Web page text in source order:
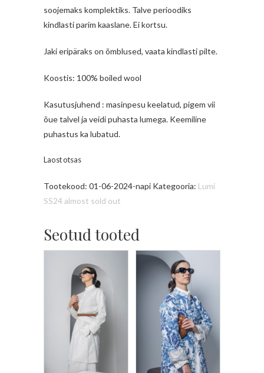
soojemaks komplektiks. Talve perioodiks
kindlasti parim kaaslane. Ei kortsu.
Jaki eripäraks on õmblused, vaata kindlasti pilte.
Koostis: 100% boiled wool
Kasutusjuhend : masinpesu keelatud, pigem vii
õue talvel ja veidi puhasta lumega. Keemiline
puhastus ka lubatud.
Laost otsas
Tootekood: 01-06-2024-napi Kategooria: Lumi
SS24 almost sold out
Seotud tooted